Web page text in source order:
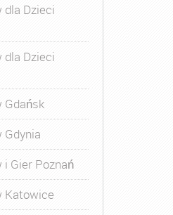
dla Dzieci
dla Dzieci
Gdańsk
Gier Poznań
Katowice